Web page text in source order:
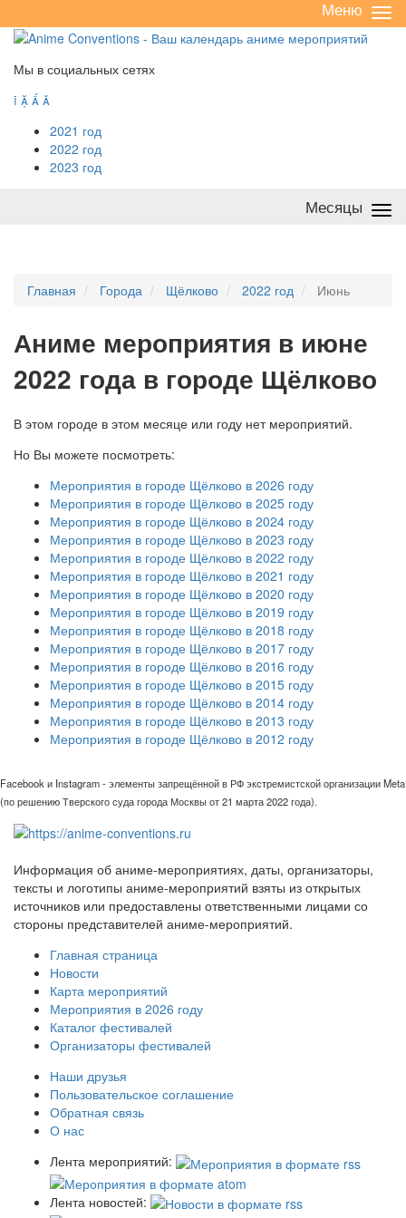
/
Меню
Мы в социальных сетях
   
2021 год
2022 год
2023 год
Месяцы
Главная Города Щёлково 2022 год Июнь
Аниме мероприятия в июне
2022 года в городе Щёлково
В этом городе в этом месяце или году нет мероприятий.
Но Вы можете посмотреть:
Мероприятия в городе Щёлково в 2026 году
Мероприятия в городе Щёлково в 2025 году
Мероприятия в городе Щёлково в 2024 году
Мероприятия в городе Щёлково в 2023 году
Мероприятия в городе Щёлково в 2022 году
Мероприятия в городе Щёлково в 2021 году
Мероприятия в городе Щёлково в 2020 году
Мероприятия в городе Щёлково в 2019 году
Мероприятия в городе Щёлково в 2018 году
Мероприятия в городе Щёлково в 2017 году
Мероприятия в городе Щёлково в 2016 году
Мероприятия в городе Щёлково в 2015 году
Мероприятия в городе Щёлково в 2014 году
Мероприятия в городе Щёлково в 2013 году
Мероприятия в городе Щёлково в 2012 году
Facebook и Instagram - элементы запрещённой в РФ экстремистской организации Meta
(по решению Тверского суда города Москвы от 21 марта 2022 года).
Информация об аниме-мероприятиях, даты, организаторы,
тексты и логотипы аниме-мероприятий взяты из открытых
источников или предоставлены ответственными лицами со
стороны представителей аниме-мероприятий.
Главная страница
Новости
Карта мероприятий
Мероприятия в 2026 году
Каталог фестивалей
Организаторы фестивалей
Наши друзья
Пользовательское соглашение
Обратная связь
О нас
Лента мероприятий:
Лента новостей: